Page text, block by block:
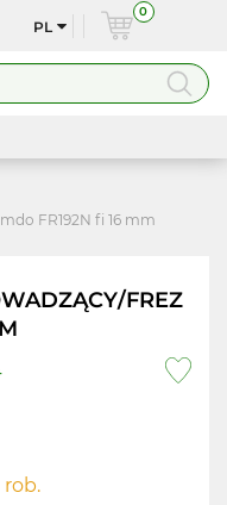
PL
0
FR192N fi 16 mm
FREZ
rob.